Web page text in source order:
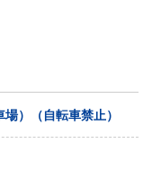
）（自転車禁止）